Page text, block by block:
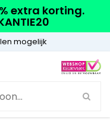
extra korting.
mogelijk